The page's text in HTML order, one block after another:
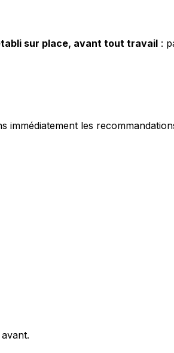
sur place, avant tout travail :
les